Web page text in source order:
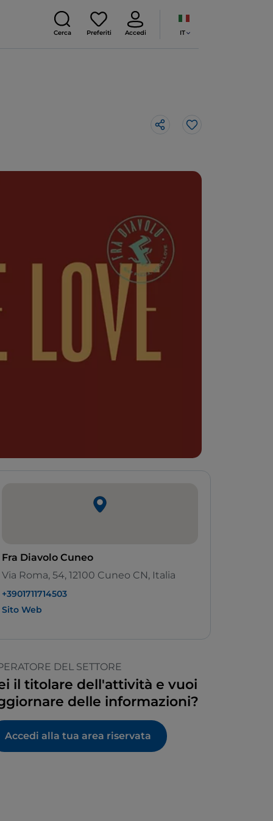
Cerca Preferiti Accedi IT
Like
Fra Diavolo Cuneo
Via Roma, 54, 12100 Cuneo CN, Italia
+3901711714503
Sito Web
DEL SETTORE
il titolare dell'attività e vuoi
delle informazioni?
Accedi alla tua area riservata